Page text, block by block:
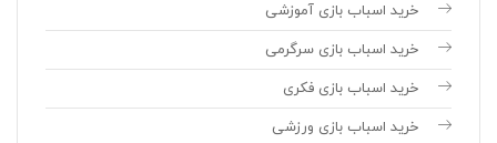
خرید اسباب بازی آموزشی
خرید اسباب بازی سرگرمی
خرید اسباب بازی فکری
خرید اسباب بازی ورزشی